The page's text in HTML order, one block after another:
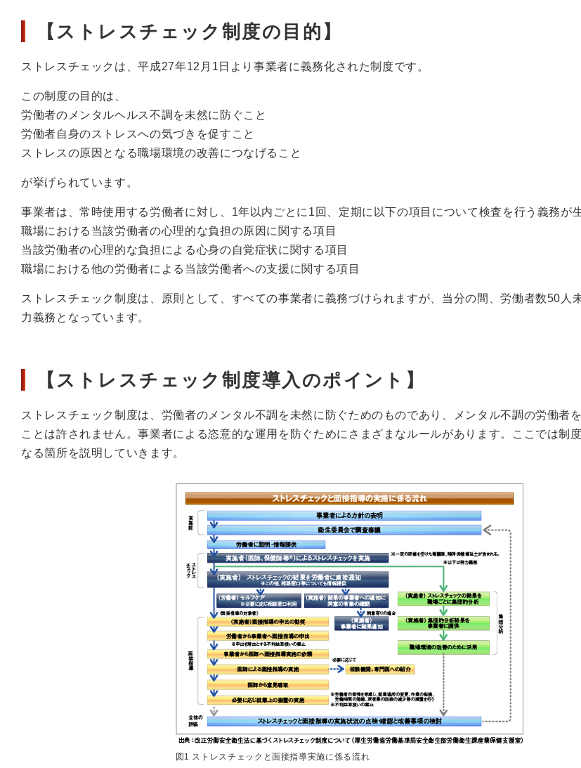
【ストレスチェック制度の目的】
ストレスチェックは、平成27年12月1日より事業者に義務化された制度です。
この制度の目的は、
労働者のメンタルヘルス不調を未然に防ぐこと
労働者自身のストレスへの気づきを促すこと
ストレスの原因となる職場環境の改善につなげること
が挙げられています。
事業者は、常時使用する労働者に対し、1年以内ごとに1回、定期に以下の項目について検査を行う義務が
職場における当該労働者の心理的な負担の原因に関する項目
当該労働者の心理的な負担による心身の自覚症状に関する項目
職場における他の労働者による当該労働者への支援に関する項目
ストレスチェック制度は、原則として、すべての事業者に義務づけられますが、当分の間、労働者数50人
力義務となっています。
【ストレスチェック制度導入のポイント】
ストレスチェック制度は、労働者のメンタル不調を未然に防ぐためのものであり、メンタル不調の労働者
ことは許されません。事業者による恣意的な運用を防ぐためにさまざまなルールがあります。ここでは制
なる箇所を説明していきます。
図1 ストレスチェックと面接指導実施に係る流れ